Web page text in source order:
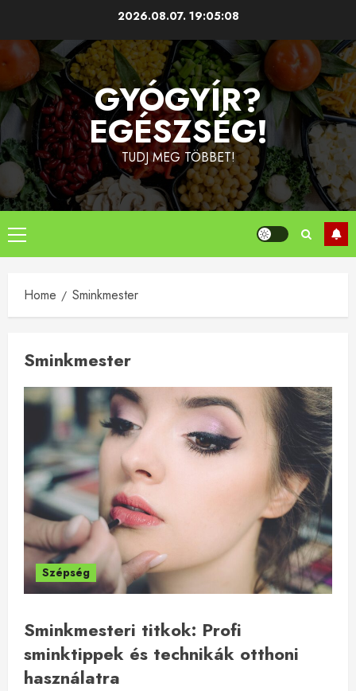
content
2026.08.07. 19:05:09
GYÓGYÍR?
EGÉSZSÉG!
TUDJ MEG TÖBBET!
Primary
Menu
Home Sminkmester
Sminkmester
Szépség
Sminkmesteri titkok: Profi
sminktippek és technikák otthoni
használatra